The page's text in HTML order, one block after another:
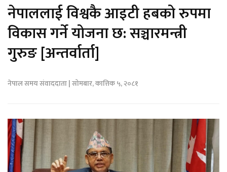
नेपाललाई विश्वकै आइटी हबको रुपमा
विकास गर्ने योजना छ: सञ्चारमन्त्री
गुरुङ [अन्तर्वार्ता]
नेपाल समय संवाददाता | सोमबार, कात्तिक ५, २०८१